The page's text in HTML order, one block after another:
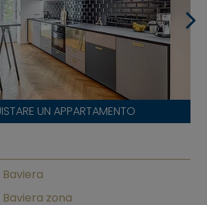
UN APPARTAMENTO
zona